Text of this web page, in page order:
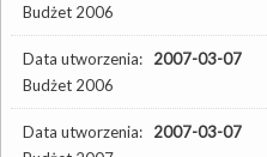
Budżet 2006
Data utworzenia: 2007-03-07
Budżet 2006
Data utworzenia: 2007-03-07